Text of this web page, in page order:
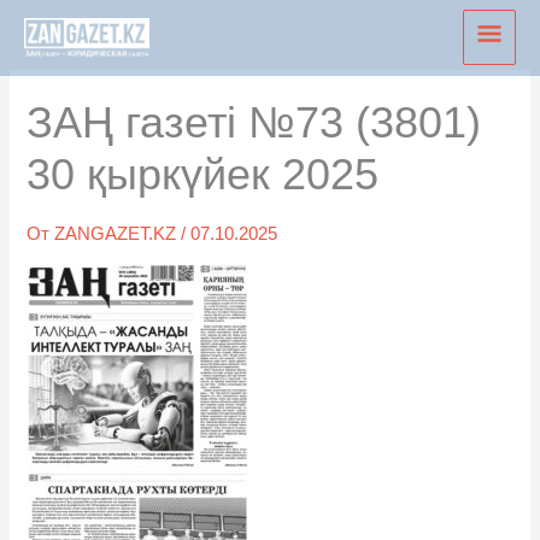
Перейти
содержимому
ЗАҢ газеті №73 (3801)
30 қыркүйек 2025
ОтZANGAZET.KZ/07.10.2025